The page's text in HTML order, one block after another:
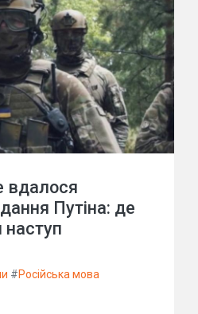
вдалося
Путіна: де
#Російська мова